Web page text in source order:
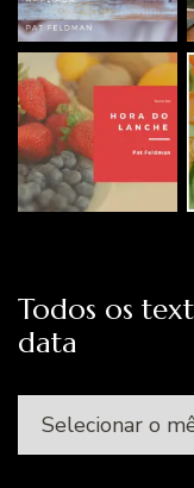
Todos os
data
Todos
os